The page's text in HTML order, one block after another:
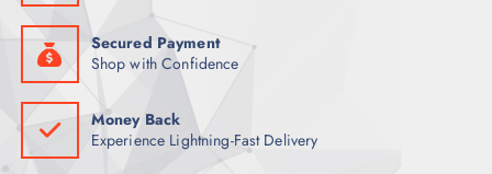
Secured Payment
Shop with Confidence
Money Back
Experience Lightning-Fast Delivery